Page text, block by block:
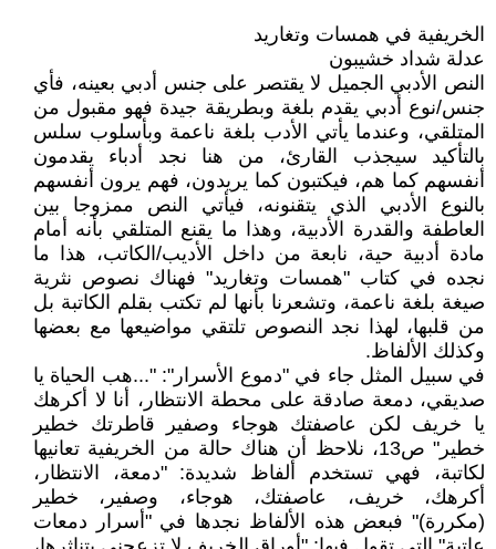
الخريفية في همسات وتغاريد
عدلة شداد خشيبون
النص الأدبي الجميل لا يقتصر على جنس أدبي بعينه، فأي
جنس/نوع أدبي يقدم بلغة وبطريقة جيدة فهو مقبول من
المتلقي، وعندما يأتي الأدب بلغة ناعمة وبأسلوب سلس
بالتأكيد سيجذب القارئ، من هنا نجد أدباء يقدمون
أنفسهم كما هم، فيكتبون كما يريدون، فهم يرون أنفسهم
بالنوع الأدبي الذي يتقنونه، فيأتي النص ممزوجا بين
العاطفة والقدرة الأدبية، وهذا ما يقنع المتلقي بأنه أمام
مادة أدبية حية، نابعة من داخل الأديب/الكاتب، هذا ما
نجده في كتاب "همسات وتغاريد" فهناك نصوص نثرية
صيغة بلغة ناعمة، وتشعرنا بأنها لم تكتب بقلم الكاتبة بل
من قلبها، لهذا نجد النصوص تلتقي مواضيعها مع بعضها
وكذلك الألفاظ.
في سبيل المثل جاء في "دموع الأسرار": "...هب الحياة يا
صديقي، دمعة صادقة على محطة الانتظار، أنا لا أكرهك
يا خريف لكن عاصفتك هوجاء وصفير قاطرتك خطير
خطير" ص13، نلاحظ أن هناك حالة من الخريفية تعانيها
لكاتبة، فهي تستخدم ألفاظ شديدة: "دمعة، الانتظار،
أكرهك، خريف، عاصفتك، هوجاء، وصفير، خطير
(مكررة)" فبعض هذه الألفاظ نجدها في "أسرار دمعات